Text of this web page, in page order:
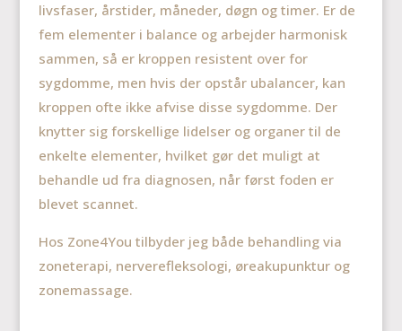
livsfaser, årstider, måneder, døgn og timer. Er de
fem elementer i balance og arbejder harmonisk
sammen, så er kroppen resistent over for
sygdomme, men hvis der opstår ubalancer, kan
kroppen ofte ikke afvise disse sygdomme. Der
knytter sig forskellige lidelser og organer til de
enkelte elementer, hvilket gør det muligt at
behandle ud fra diagnosen, når først foden er
blevet scannet.
Hos Zone4You tilbyder jeg både behandling via
zoneterapi, nerverefleksologi, øreakupunktur og
zonemassage.